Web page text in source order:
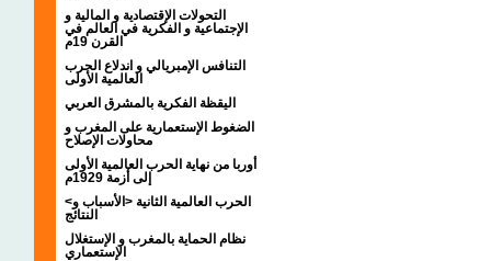
التحولات الإقتصادية و المالية و
الإجتماعية و الفكرية في العالم في
القرن 19م
التنافس الإمبريالي و اندلاع الحرب
العالمية الأولى
اليقظة الفكرية بالمشرق العربي
الضغوط الإستعمارية على المغرب و
محاولات الإصلاح
أوربا من نهاية الحرب العالمية الأولى
إلى أزمة 1929م
<الحرب العالمية الثانية <الأسباب و
النتائج
نظام الحماية بالمغرب و الإستغلال
الإستعماري